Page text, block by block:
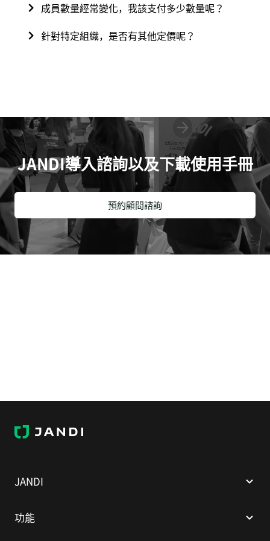
成員數量經常變化，我該支付多少數量呢？
針對特定組織，是否有其他定價呢？
JANDI導入諮詢以及下載使用手冊
預約顧問諮詢
J
A
JANDI
功能